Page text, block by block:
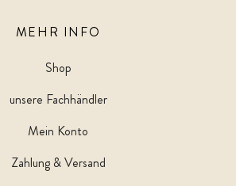
MEHR INFO
Shop
unsere Fachhändler
Mein Konto
Zahlung & Versand